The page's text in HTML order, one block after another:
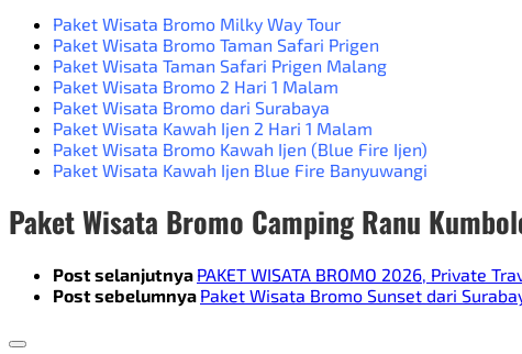
Paket Wisata Bromo Milky Way Tour
Paket Wisata Bromo Taman Safari Prigen
Paket Wisata Taman Safari Prigen Malang
Paket Wisata Bromo 2 Hari 1 Malam
Paket Wisata Bromo dari Surabaya
Paket Wisata Kawah Ijen 2 Hari 1 Malam
Paket Wisata Bromo Kawah Ijen (Blue Fire Ijen)
Paket Wisata Kawah Ijen Blue Fire Banyuwangi
Paket Wisata Bromo Camping Ranu
Post selanjutnya PAKET WISATA BROMO 2026, Private
Post sebelumnya Paket Wisata Bromo Sunset dari